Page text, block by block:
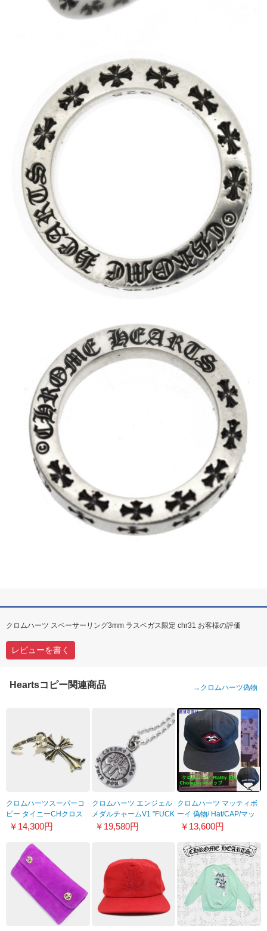
クロムハーツ スペーサーリング3mm ラスベガス限定 chr31 お客様の評価
レビューを書く
Heartsコピー関連商品 → クロムハーツ偽物
クロムハーツスーパーコ
ピー タイニーCHクロス
フープイヤリング(ピア
￥14,300円
クロムハーツ エンジェル
メダルチャームV1 ”FUCK
YOU” ペンダント チェー
￥19,580円
クロムハーツ マッティボ
ーイ 偽物/ Hat/CAP/マッ
ティボーイ/チョンパー
￥13,600円